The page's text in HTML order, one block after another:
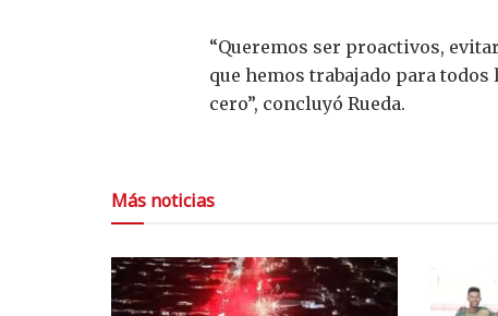
“Queremos ser proactivos,
que hemos trabajado para
cero”, concluyó Rueda.
Más noticias